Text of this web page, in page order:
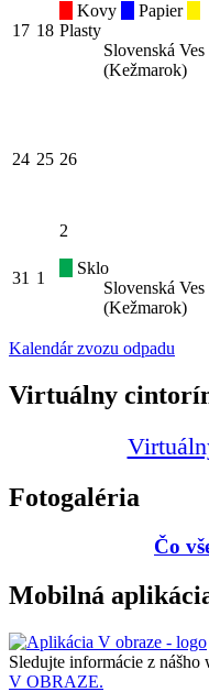
17 18
Kovy
Papier
Plasty
Slovenská Ves
(Kežmarok)
24 25 26
31 1
2
Sklo
Slovenská Ves
(Kežmarok)
Kalendár zvozu odpadu
Virtuálny
Fotogaléria
Čo
Mobilná
Sledujte informácie z nášho
V OBRAZE.